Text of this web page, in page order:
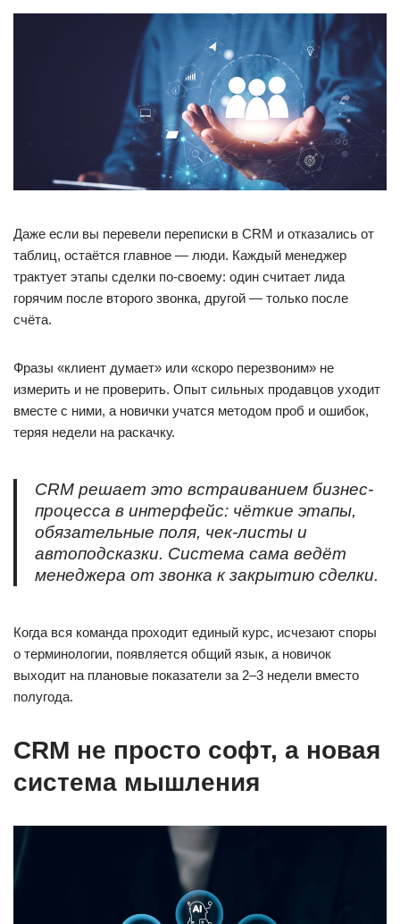
Даже если вы перевели переписки в CRM и отказались от
таблиц, остаётся главное — люди. Каждый менеджер
трактует этапы сделки по-своему: один считает лида
горячим после второго звонка, другой — только после
счёта.
Фразы «клиент думает» или «скоро перезвоним» не
измерить и не проверить. Опыт сильных продавцов уходит
вместе с ними, а новички учатся методом проб и ошибок,
теряя недели на раскачку.
CRM решает это встраиванием бизнес-
процесса в интерфейс: чёткие этапы,
обязательные поля, чек-листы и
автоподсказки. Система сама ведёт
менеджера от звонка к закрытию сделки.
Когда вся команда проходит единый курс, исчезают споры
о терминологии, появляется общий язык, а новичок
выходит на плановые показатели за 2–3 недели вместо
полугода.
CRM не просто софт, а новая
система мышления